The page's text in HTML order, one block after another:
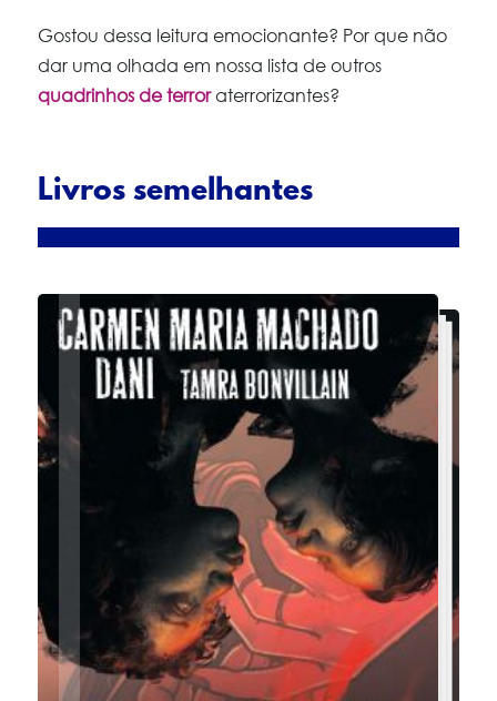
Gostou dessa leitura emocionante? Por que não
dar uma olhada em nossa lista de outros
quadrinhos de terroraterrorizantes?
Livros semelhantes